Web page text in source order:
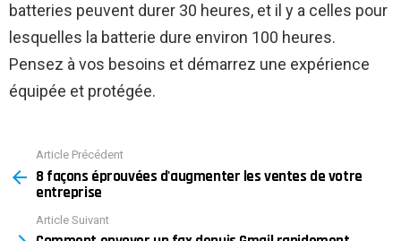
batteries peuvent durer 30 heures, et il y a celles pour
lesquelles la batterie dure environ 100 heures.
Pensez à vos besoins et démarrez une expérience
équipée et protégée.
more
Article Précédent
8 façons éprouvées d'augmenter les ventes de votre
entreprise
Article Suivant